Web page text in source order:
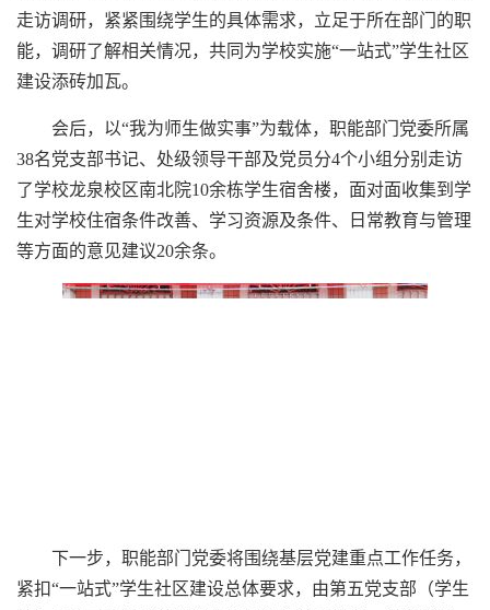
走访调研，紧紧围绕学生的具体需求，立足于所在部门的职
能，调研了解相关情况，共同为学校实施“一站式”学生社区
建设添砖加瓦。
会后，以“我为师生做实事”为载体，职能部门党委所属
38名党支部书记、处级领导干部及党员分4个小组分别走访
了学校龙泉校区南北院10余栋学生宿舍楼，面对面收集到学
生对学校住宿条件改善、学习资源及条件、日常教育与管理
等方面的意见建议20余条。
下一步，职能部门党委将围绕基层党建重点工作任务，
紧扣“一站式”学生社区建设总体要求，由第五党支部（学生